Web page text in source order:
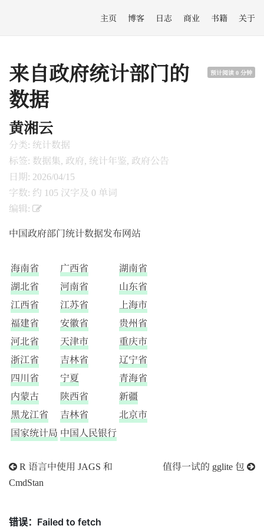
主页 博客 日志 商业 书籍 关于
预计阅读 0 分钟
来自政府统计部门的
数据
黄湘云
分类: 统计数据
标签: 数据集, 政府, 统计年鉴, 政府公告
日期: 2026/04/15
字数: 约 105 汉字及 0 单词
编辑:
中国政府部门统计数据发布网站
海南省 广西省
湖南省
湖北省
河南省
山东省
江西省
江苏省
上海市
福建省
安徽省
贵州省
河北省
天津市
重庆市
浙江省
吉林省
辽宁省
四川省
宁夏
青海省
内蒙古
陕西省
新疆
黑龙江省
吉林省
北京市
国家统计局 中国人民银行
R 语言中使用 JAGS 和
CmdStan
值得一试的 gglite 包